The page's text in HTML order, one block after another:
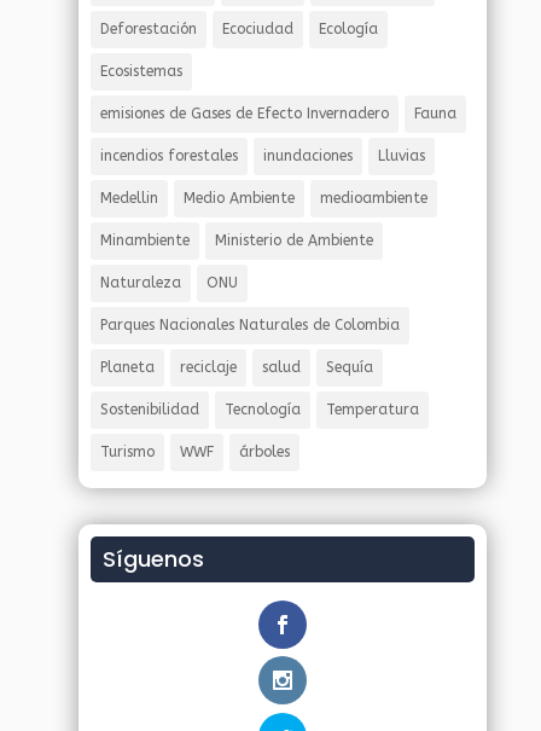
Deforestación Ecociudad Ecología
Ecosistemas
emisiones de Gases de Efecto Invernadero Fauna
incendios forestales inundaciones Lluvias
Medellin Medio Ambiente medioambiente
Minambiente Ministerio de Ambiente
Naturaleza ONU
Parques Nacionales Naturales de Colombia
Planeta reciclaje salud Sequía
Sostenibilidad Tecnología Temperatura
Turismo WWF árboles
Síguenos